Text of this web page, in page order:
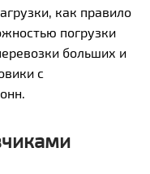
как правило
погрузки
больших и
с